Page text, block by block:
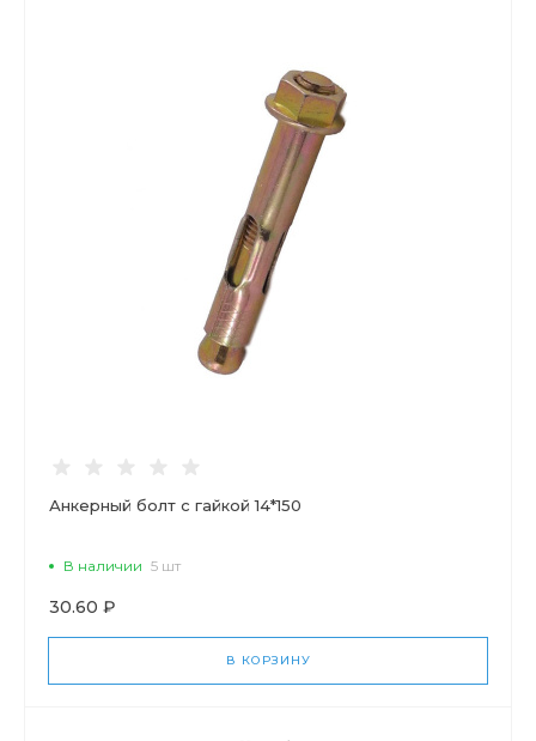
Анкерный болт с гайкой 14*150
В наличии 5 шт
30.60 ₽
В КОРЗИНУ